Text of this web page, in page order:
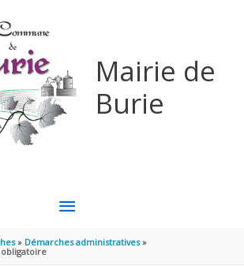
Mairie de
Burie
MENU
PRINCIPAL
Démarches administratives